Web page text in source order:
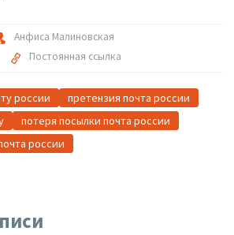
Анфиса Малиновская
Постоянная ссылка
россии
претензия почта россии
потеря посылки почта россии
россии